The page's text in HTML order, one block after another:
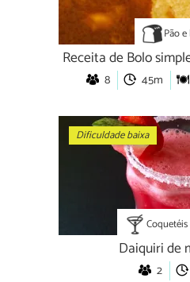
Pão
Receita de Bolo
8 45m
Dificuldade baixa
Daiquiri de
2